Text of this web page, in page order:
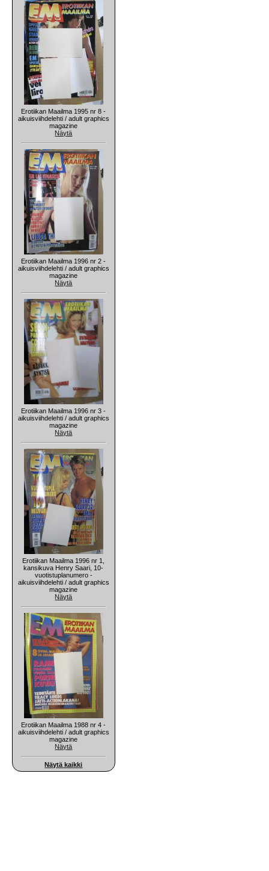
Erotiikan Maailma 1995 nr 8 -
aikuisviihdelehti / adult graphics
magazine
Näytä
Erotiikan Maailma 1996 nr 2 -
aikuisviihdelehti / adult graphics
magazine
Näytä
Erotiikan Maailma 1996 nr 3 -
aikuisviihdelehti / adult graphics
magazine
Näytä
Erotiikan Maailma 1996 nr 1,
kansikuva Henry Saari, 10-
vuotistuplanumero -
aikuisviihdelehti / adult graphics
magazine
Näytä
Erotiikan Maailma 1988 nr 4 -
aikuisviihdelehti / adult graphics
magazine
Näytä
Näytä kaikki